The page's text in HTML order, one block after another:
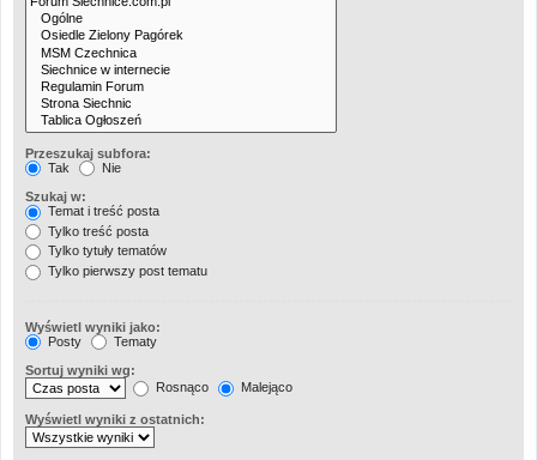
Przeszukaj subfora:
Tak
Nie
Szukaj w:
Temat i treść posta
Tylko treść posta
Tylko tytuły tematów
Tylko pierwszy post tematu
Wyświetl wyniki jako:
Posty
Tematy
Sortuj wyniki wg:
Rosnąco
Malejąco
Wyświetl wyniki z ostatnich: